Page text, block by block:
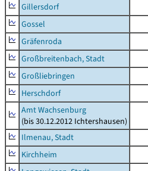
Gillersdorf
Gossel
Gräfenroda
Großbreitenbach, Stadt
Großliebringen
Herschdorf
Amt Wachsenburg
(bis 30.12.2012 Ichtershausen)
Ilmenau, Stadt
Kirchheim